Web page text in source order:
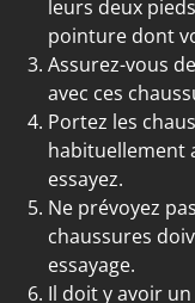
leurs deux
pointure dont
Assurez-vous
avec ces
Portez les
habituellement
essayez.
Ne prévoyez
chaussures
essayage.
Il doit y avoir